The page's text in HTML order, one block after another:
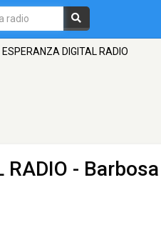
ESPERANZA DIGITAL RADIO
RADIO - Barbosa